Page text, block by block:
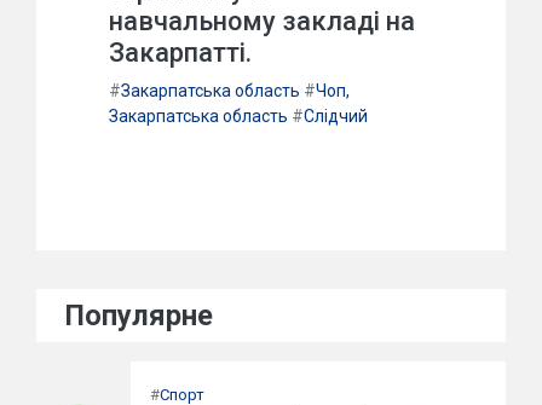
навчальному закладі на
Закарпатті.
#Закарпатська область #Чоп,
Закарпатська область #Слідчий
Популярне
#Спорт